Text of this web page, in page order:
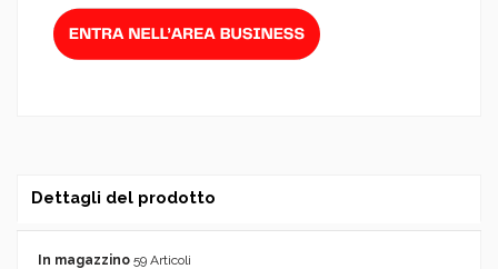
Dettagli del prodotto
In magazzino 59 Articoli